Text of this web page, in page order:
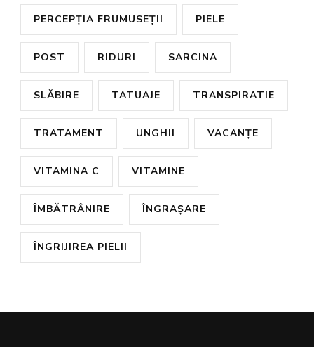
PERCEPȚIA FRUMUSEȚII PIELE
POST RIDURI SARCINA
SLĂBIRE TATUAJE TRANSPIRATIE
TRATAMENT UNGHII VACANȚE
VITAMINA C VITAMINE
ÎMBĂTRÂNIRE ÎNGRAȘARE
ÎNGRIJIREA PIELII